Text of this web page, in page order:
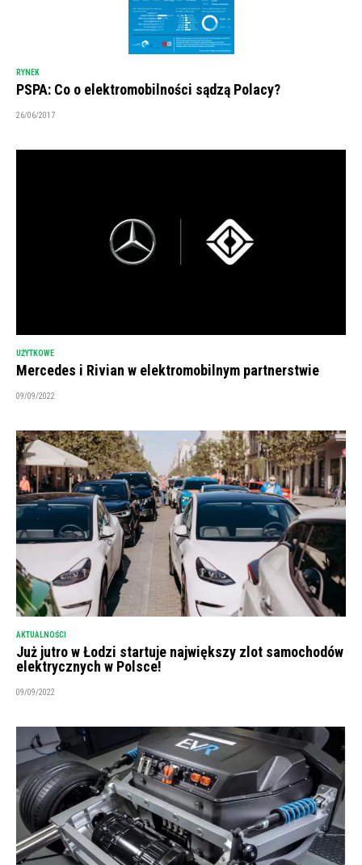
RYNEK
PSPA: Co o elektromobilności sądzą Polacy?
26/06/2017
UŻYTKOWE
Mercedes i Rivian w elektromobilnym partnerstwie
09/09/2022
AKTUALNOŚCI
Już jutro w Łodzi startuje największy zlot samochodów
elektrycznych w Polsce!
09/09/2022